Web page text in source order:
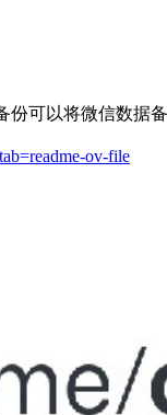
可以将微信数据
ov-file